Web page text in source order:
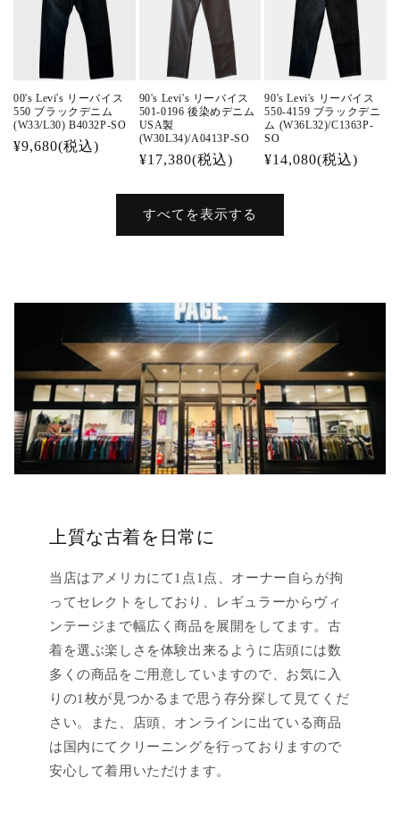
00's Levi's リーバイス
550 ブラックデニム
(W33/L30) B4032P-SO
通
¥9,680(税込)
90's Levi's リーバイス
501-0196 後染めデニム
USA製
(W30L34)/A0413P-SO
通
価
格
¥17,380(税込)
90's Levi's リーバイス
550-4159 ブラックデニ
ム (W36L32)/C1363P-
SO
通
価
¥14,080(税込)
すべてを表示する
上質な古着を日常に
当店はアメリカにて1点1点、オーナー自らが拘
ってセレクトをしており、レギュラーからヴィ
ンテージまで幅広く商品を展開をしてます。古
着を選ぶ楽しさを体験出来るように店頭には数
多くの商品をご用意していますので、お気に入
りの1枚が見つかるまで思う存分探して見てくだ
さい。また、店頭、オンラインに出ている商品
は国内にてクリーニングを行っておりますので
安心して着用いただけます。